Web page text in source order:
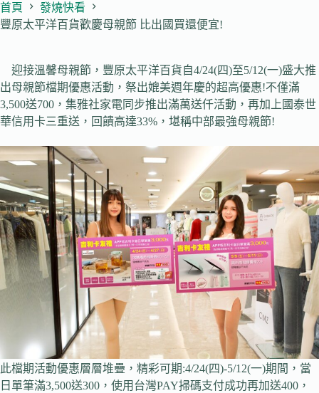
首頁
發燒快看
豐原太平洋百貨歡慶母親節 比出國買還便宜!
迎接溫馨母親節，豐原太平洋百貨自4/24(四)至5/12(一)盛大推
出母親節檔期優惠活動，祭出媲美週年慶的超高優惠!不僅滿
3,500送700，集雅社家電同步推出滿萬送仟活動，再加上國泰世
華信用卡三重送，回饋高達33%，堪稱中部最強母親節!
此檔期活動優惠層層堆疊，精彩可期:4/24(四)-5/12(一)期間，當
日單筆滿3,500送300，使用台灣PAY掃碼支付成功再加送400，